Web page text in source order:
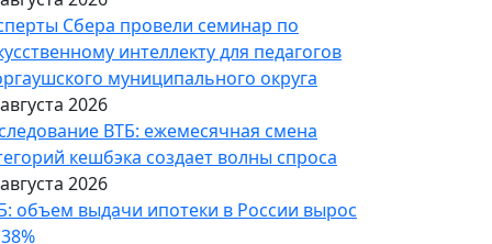
Сбера провели семинар по
интеллекту для педагогов
муниципального округа
2026
ВТБ: ежемесячная смена
кешбэка создает волны спроса
2026
объем выдачи ипотеки в России вырос